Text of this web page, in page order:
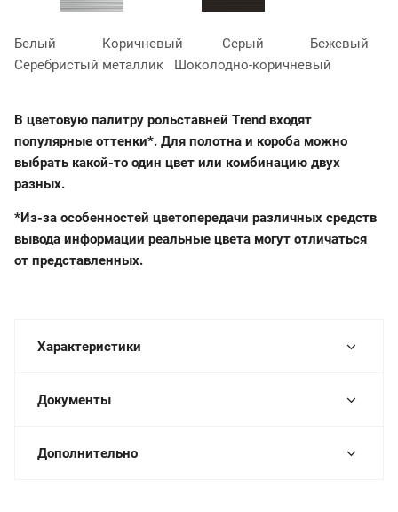
Белый Коричневый Серый Бежевый
Серебристый металлик Шоколодно-коричневый
В цветовую палитру рольставней Trend входят
популярные оттенки*. Для полотна и короба можно
выбрать какой-то один цвет или комбинацию двух
разных.
*Из-за особенностей цветопередачи различных средств
вывода информации реальные цвета могут отличаться
от представленных.
Характеристики
Документы
Дополнительно